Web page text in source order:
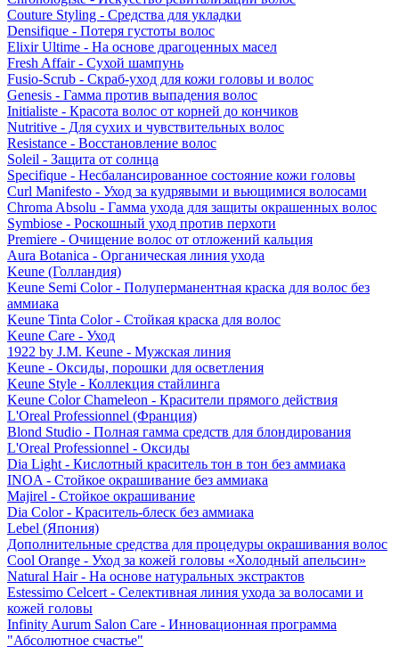
Couture Styling - Средства для укладки
Densifique - Потеря густоты волос
Elixir Ultime - На основе драгоценных масел
Fresh Affair - Сухой шампунь
Fusio-Scrub - Скраб-уход для кожи головы и волос
Genesis - Гамма против выпадения волос
Initialiste - Красота волос от корней до кончиков
Nutritive - Для сухих и чувствительных волос
Resistance - Восстановление волос
Soleil - Защита от солнца
Specifique - Несбалансированное состояние кожи головы
Curl Manifesto - Уход за кудрявыми и вьющимися волосами
Chroma Absolu - Гамма ухода для защиты окрашенных волос
Symbiose - Роскошный уход против перхоти
Premiere - Очищение волос от отложений кальция
Aura Botanica - Органическая линия ухода
Keune (Голландия)
Keune Semi Color - Полуперманентная краска для волос без
аммиака
Keune Tinta Color - Стойкая краска для волос
Keune Care - Уход
1922 by J.M. Keune - Мужская линия
Keune - Оксиды, порошки для осветления
Keune Style - Коллекция стайлинга
Keune Color Chameleon - Красители прямого действия
L'Oreal Professionnel (Франция)
Blond Studio - Полная гамма средств для блондирования
L'Oreal Professionnel - Оксиды
Dia Light - Кислотный краситель тон в тон без аммиака
INOA - Стойкое окрашивание без аммиака
Majirel - Стойкое окрашивание
Dia Color - Краситель-блеск без аммиака
Lebel (Япония)
Дополнительные средства для процедуры окрашивания волос
Cool Orange - Уход за кожей головы «Холодный апельсин»
Natural Hair - На основе натуральных экстрактов
Estessimo Celcert - Селективная линия ухода за волосами и
кожей головы
Infinity Aurum Salon Care - Инновационная программа
"Абсолютное счастье"